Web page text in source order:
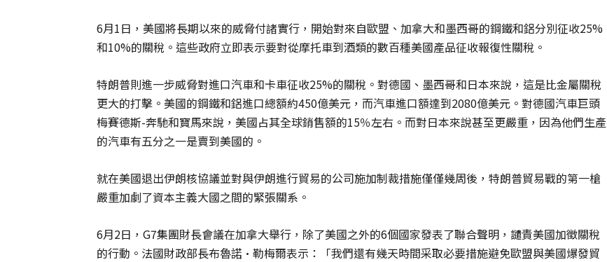
6月1日，美國將長期以來的威脅付諸實行，開始對來自歐盟、加拿大和墨西哥的鋼鐵和鋁分別征收25%
和10%的關稅。這些政府立即表示要對從摩托車到酒類的數百種美國產品征收報復性關稅。
特朗普則進一步威脅對進口汽車和卡車征收25%的關稅。對德國、墨西哥和日本來說，這是比金屬關稅
更大的打擊。美國的鋼鐵和鋁進口總額約450億美元，而汽車進口額達到2080億美元。對德國汽車巨頭
梅賽德斯-奔馳和寶馬來說，美國占其全球銷售額的15％左右。而對日本來說甚至更嚴重，因為他們生產
的汽車有五分之一是賣到美國的。
就在美國退出伊朗核協議並對與伊朗進行貿易的公司施加制裁措施僅僅幾周後，特朗普貿易戰的第一槍
嚴重加劇了資本主義大國之間的緊張關系。
6月2日，G7集團財長會議在加拿大舉行，除了美國之外的6個國家發表了聯合聲明，譴責美國加徵關稅
的行動。法國財政部長布魯諾·勒梅爾表示：「我們還有幾天時間采取必要措施避免歐盟與美國爆發貿